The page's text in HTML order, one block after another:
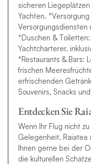
sicheren
Yachten.
Versorgungsdiensten
*Duschen &
Yachtcharterer,
*Restaurants & Bars:
frischen
erfrischenden
Souvenirs, Snacks
Entdecken Sie
Wenn Ihr Flug nicht
Gelegenheit, Raiatea
Ihnen gerne bei der
die kulturellen